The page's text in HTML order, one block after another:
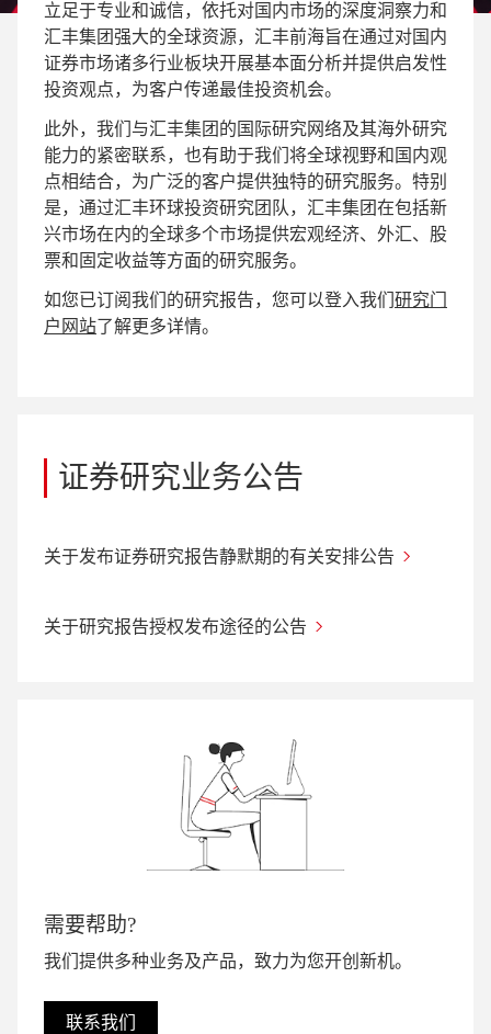
立足于专业和诚信，依托对国内市场的深度洞察力和
汇丰集团强大的全球资源，汇丰前海旨在通过对国内
证券市场诸多行业板块开展基本面分析并提供启发性
投资观点，为客户传递最佳投资机会。
此外，我们与汇丰集团的国际研究网络及其海外研究
能力的紧密联系，也有助于我们将全球视野和国内观
点相结合，为广泛的客户提供独特的研究服务。特别
是，通过汇丰环球投资研究团队，汇丰集团在包括新
兴市场在内的全球多个市场提供宏观经济、外汇、股
票和固定收益等方面的研究服务。
如您已订阅我们的研究报告，您可以登入我们 研究门
户网站了解更多详情。
证券研究业务公告
关于发布证券研究报告静默期的有关安排公告
关于研究报告授权发布途径的公告
需要帮助?
我们提供多种业务及产品，致力为您开创新机。
联系我们